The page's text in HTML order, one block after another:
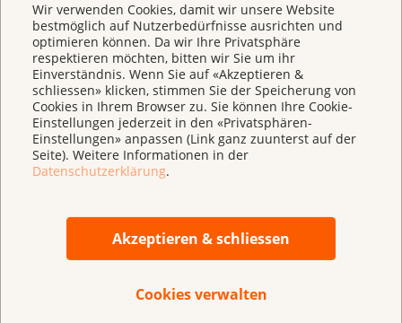
Wir verwenden Cookies, damit wir unsere Website
bestmöglich auf Nutzerbedürfnisse ausrichten und
optimieren können. Da wir Ihre Privatsphäre
respektieren möchten, bitten wir Sie um ihr
Einverständnis. Wenn Sie auf «Akzeptieren &
schliessen» klicken, stimmen Sie der Speicherung von
Cookies in Ihrem Browser zu. Sie können Ihre Cookie-
Einstellungen jederzeit in den «Privatsphären-
Einstellungen» anpassen (Link ganz zuunterst auf der
Seite). Weitere Informationen in der
Datenschutzerklärung.
Akzeptieren & schliessen
Cookies verwalten